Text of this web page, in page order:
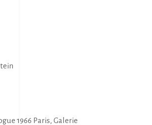
1966 Paris, Galerie